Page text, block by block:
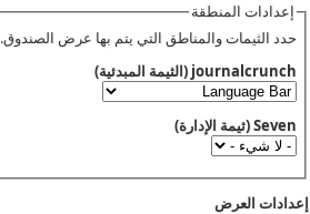
إعدادات المنطقة
حدد الثيمات والمناطق التي يتم بها عرض الصندوق.
‏إعدادات العرض ‏